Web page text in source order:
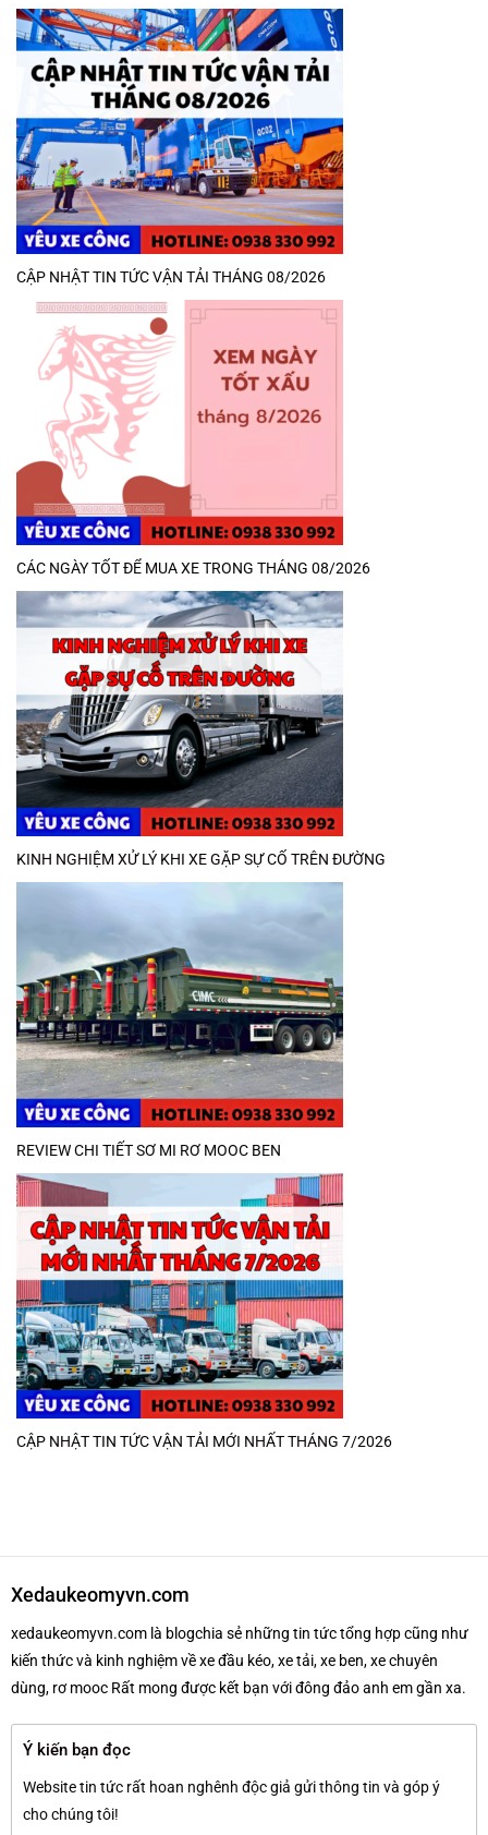
CẬP NHẬT TIN TỨC VẬN TẢI THÁNG 08/2026
CÁC NGÀY TỐT ĐỂ MUA XE TRONG THÁNG 08/2026
KINH NGHIỆM XỬ LÝ KHI XE GẶP SỰ CỐ TRÊN ĐƯỜNG
REVIEW CHI TIẾT SƠ MI RƠ MOOC BEN
CẬP NHẬT TIN TỨC VẬN TẢI MỚI NHẤT THÁNG 7/2026
Xedaukeomyvn.com
xedaukeomyvn.com là blogchia sẻ những tin tức tổng hợp cũng như
kiến thức và kinh nghiệm về xe đầu kéo, xe tải, xe ben, xe chuyên
dùng, rơ mooc Rất mong được kết bạn với đông đảo anh em gần xa.
Ý kiến bạn đọc
Website tin tức rất hoan nghênh độc giả gửi thông tin và góp ý
cho chúng tôi!